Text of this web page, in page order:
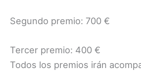
Segundo premio: 700 €
Tercer premio: 400 €
Todos los premios irán